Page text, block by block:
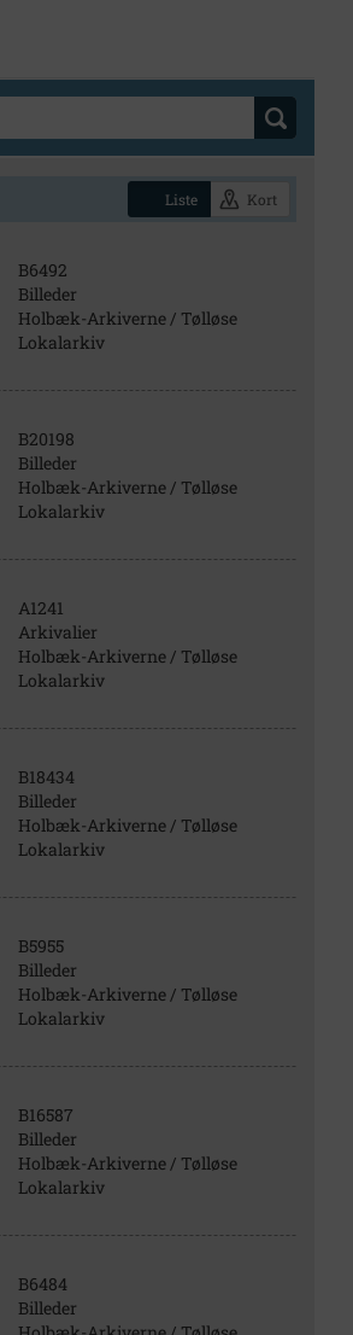
Liste Kort
B6492
Billeder
Holbæk-Arkiverne / Tølløse
Lokalarkiv
B20198
Billeder
Holbæk-Arkiverne / Tølløse
Lokalarkiv
A1241
Arkivalier
Holbæk-Arkiverne / Tølløse
Lokalarkiv
B18434
Billeder
Holbæk-Arkiverne / Tølløse
Lokalarkiv
B5955
Billeder
Holbæk-Arkiverne / Tølløse
Lokalarkiv
B16587
Billeder
Holbæk-Arkiverne / Tølløse
Lokalarkiv
B6484
Billeder